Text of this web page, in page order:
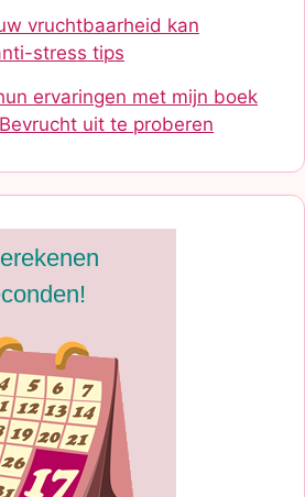
vruchtbaarheid kan
stress tips
ervaringen met mijn boek
uit te proberen